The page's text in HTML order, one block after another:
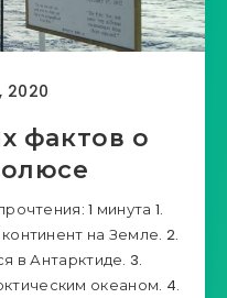
2020
фактов о
1 минута 1.
на Земле. 2.
в Антарктиде. 3.
океаном. 4.